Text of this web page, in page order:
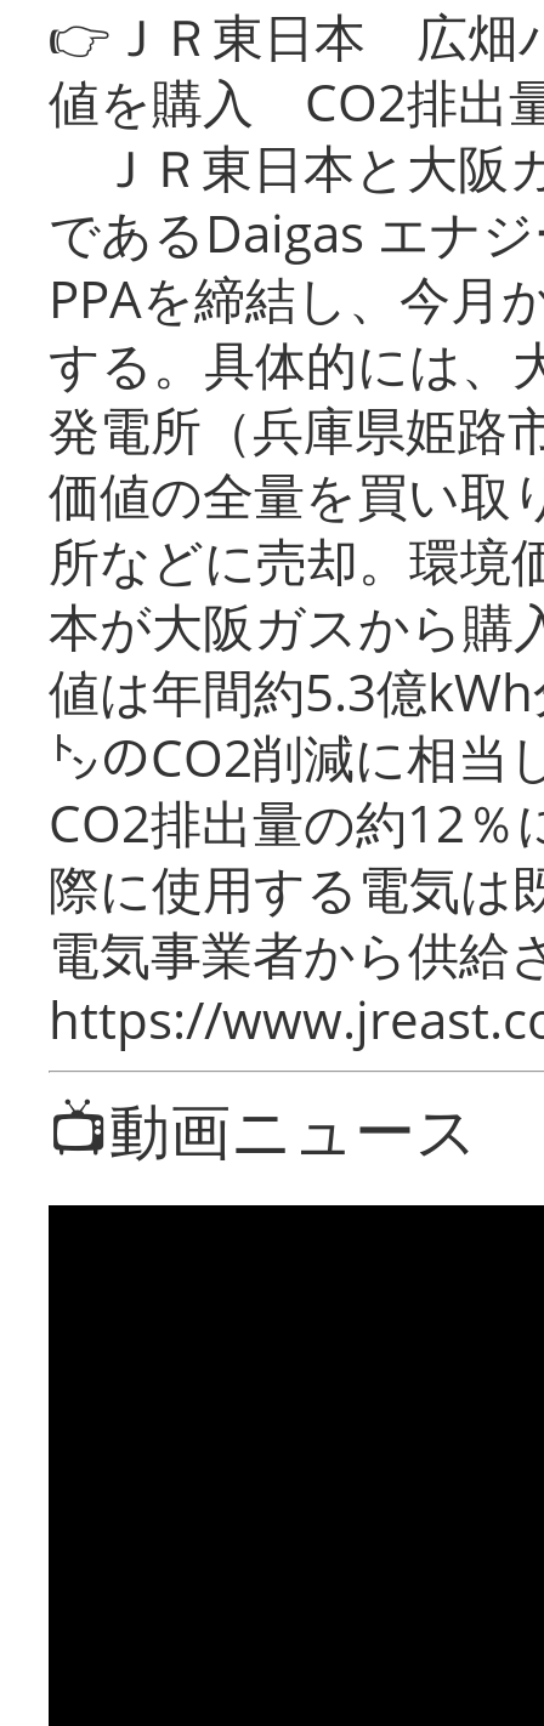
👉ＪＲ東日本 広畑
値を購入 CO2排出
ＪＲ東日本と大阪
であるDaigas エナ
PPAを締結し、今月
する。具体的には、
発電所（兵庫県姫路
価値の全量を買い取
所などに売却。環境
本が大阪ガスから購
値は年間約5.3億
㌧のCO2削減に相当
CO2排出量の約12％
際に使用する電気は
電気事業者から供給
https://
📺動画ニュース